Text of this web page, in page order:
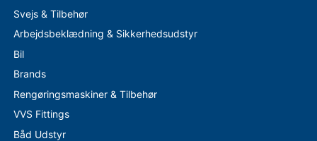
Svejs & Tilbehør
Arbejdsbeklædning & Sikkerhedsudstyr
Bil
Brands
Rengøringsmaskiner & Tilbehør
VVS Fittings
Båd Udstyr